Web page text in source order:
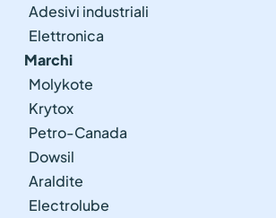
Adesivi industriali
Elettronica
Marchi
Molykote
Krytox
Petro-Canada
Dowsil
Araldite
Electrolube